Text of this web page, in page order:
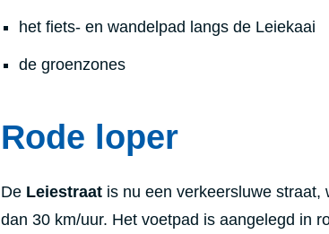
het fiets- en wandelpad langs de Leiekaai
de groenzones
Rode loper
De Leiestraat is nu een verkeersluwe straat,
dan 30 km/uur. Het voetpad is aangelegd in